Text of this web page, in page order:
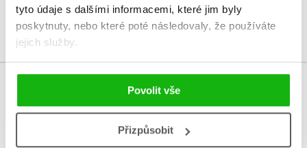
tyto údaje s dalšími informacemi, které jim byly
poskytnuty, nebo které poté následovaly, že používáte
jejich služby.
Povolit vše
Přizpůsobit
Přihlásit
MOHLO BY VÁS TAKÉ ZAJÍMAT